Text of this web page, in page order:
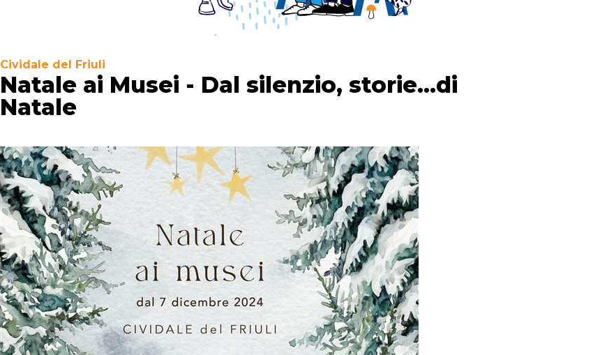
Cividale del Friuli
Natale ai Musei - Dal silenzio, storie...di
Natale